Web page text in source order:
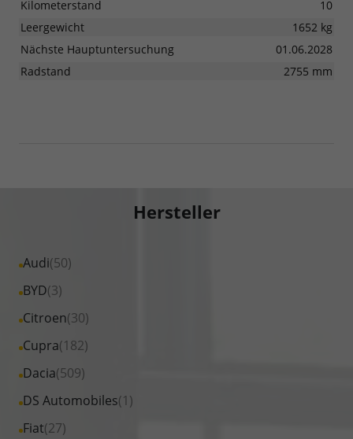
Kilometerstand
10
Leergewicht
1652 kg
Nächste Hauptuntersuchung
01.06.2028
Radstand
2755 mm
Hersteller
Audi(50)
Alle
Fahrzeuge
Audi
anzeigen
BYD(3)
Alle
Fahrzeuge
BYD
anzeigen
Citroen(30)
Alle
Fahrzeuge
Citroen
anzeigen
Cupra(182)
Alle
Fahrzeuge
Cupra
anzeigen
Dacia(509)
Alle
Fahrzeuge
DS Automobiles(1)
Alle
Fahrzeuge
Fiat(27)
Alle